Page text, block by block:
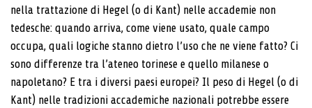
nella trattazione di Hegel (o di Kant) nelle accademie non
tedesche: quando arriva, come viene usato, quale campo
occupa, quali logiche stan­no dietro l’uso che ne viene fatto? Ci
sono differenze tra l’ateneo torinese e quello milanese o
napoletano? E tra i diversi paesi europei? Il peso di Hegel (o di
Kant) nelle tradizioni accademiche nazionali potrebbe esse­re